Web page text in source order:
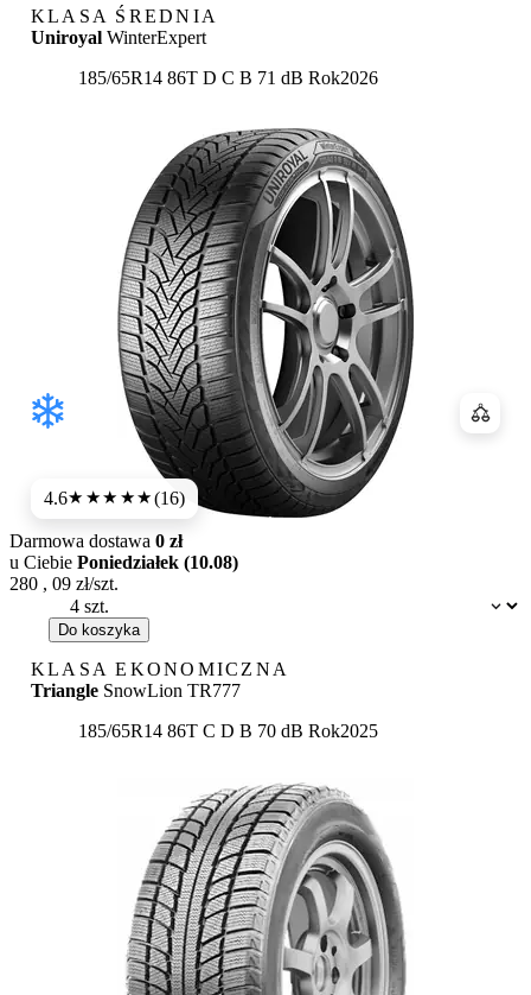
KLASA ŚREDNIA
Uniroyal WinterExpert
185/65R14 86T Etykieta:
D C B 71 dB Rok2026
4.6★★★★★(16)
Dostępność:
Darmowa dostawa 0 zł
u Ciebie Poniedziałek (10.08)
280 , 09 zł/szt.
Do koszyka
KLASA EKONOMICZNA
Triangle SnowLion TR777
185/65R14 86T Etykieta:
C D B 70 dB Rok2025